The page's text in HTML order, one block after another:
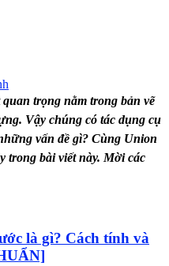
quan trọng nằm trong bản vẽ
Vậy chúng có tác dụng cụ
vấn đề gì? Cùng Union
trong bài viết này. Mời các
là gì? Cách tính và